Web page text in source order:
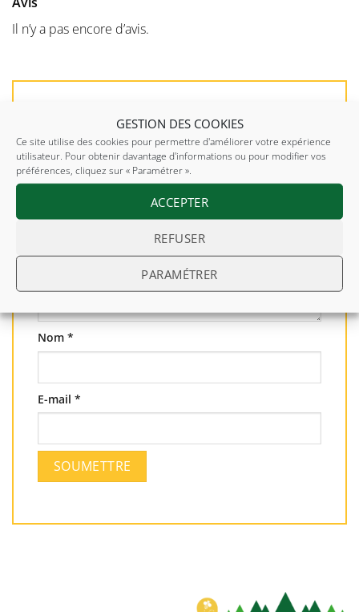
GESTION DES COOKIES
Ce site utilise des cookies pour permettre d'améliorer votre expérience
utilisateur. Pour obtenir davantage d'informations ou pour modifier vos
préférences, cliquez sur « Paramétrer ».
ACCEPTER
REFUSER
PARAMÉTRER
Il n’y a pas encore d’avis.
Soyez le premier à laisser votre avis sur “Le
Pack FAMILIAL”
Votre note*
Nom *
E-mail *